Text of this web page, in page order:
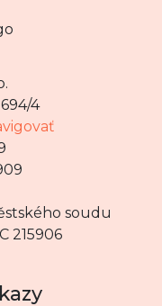
4
soudu
215906